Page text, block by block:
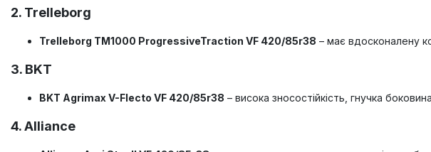
2. Trelleborg
Trelleborg TM1000 ProgressiveTraction VF 420/85r38 – має вдосконалену
3. BKT
BKT Agrimax V-Flecto VF 420/85r38 – висока зносостійкість, гнучка
4. Alliance